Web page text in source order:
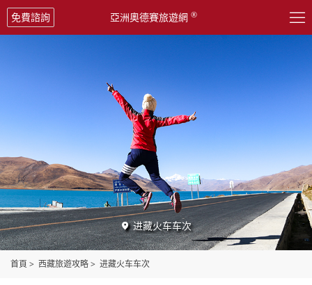

免費諮詢 亞洲奧德賽旅遊網 ®
 进藏火车车次
首頁 > 西藏旅遊攻略> 进藏火车车次